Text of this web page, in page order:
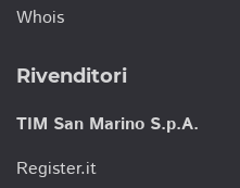
Whois
Rivenditori
TIM San Marino S.p.A.
Register.it